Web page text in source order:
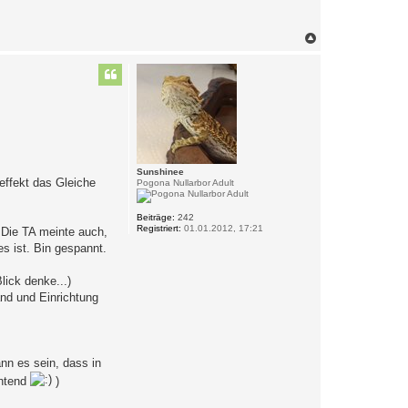
Sunshinee
Pogona Nullarbor Adult
Beiträge: 242
Registriert: 01.01.2012, 17:21
das Gleiche
TA meinte auch,
ist. Bin gespannt.
denke...)
und Einrichtung
es sein, dass in
)